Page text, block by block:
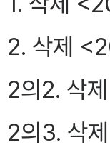
2. 삭제
2의2. 삭
2의3. 삭